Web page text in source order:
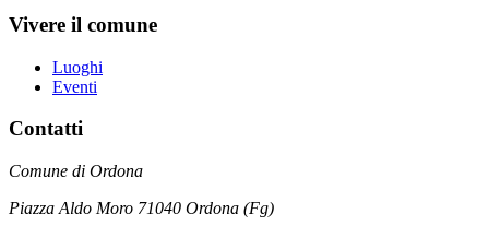
Vivere il comune
Luoghi
Eventi
Contatti
Comune di Ordona
Piazza Aldo Moro 71040 Ordona (Fg)